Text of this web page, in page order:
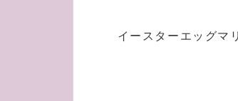
イースターエッグ